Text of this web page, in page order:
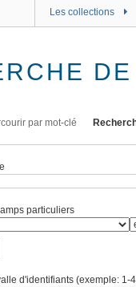
Les collections
par mot-clé
particuliers
d'identifiants (exemple: 1-